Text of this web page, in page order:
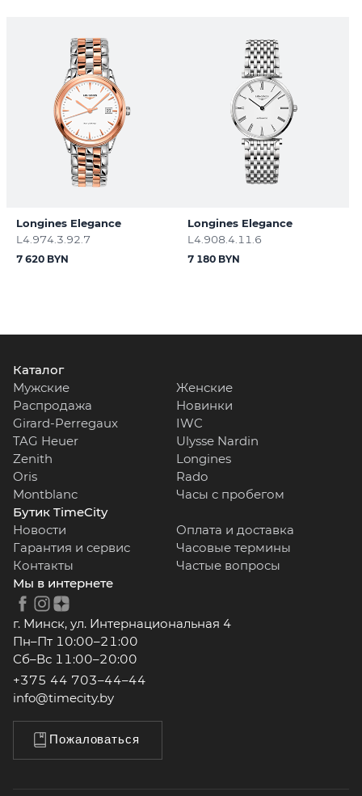
Longines Elegance
L4.974.3.92.7
7 620 BYN
Longines Elegance
L4.908.4.11.6
7 180 BYN
Каталог
Мужские
Женские
Распродажа
Новинки
Girard-Perregaux
IWC
TAG Heuer
Ulysse Nardin
Zenith
Longines
Oris
Rado
Montblanc
Часы с пробегом
Бутик TimeCity
Новости
Оплата и доставка
Гарантия и сервис
Часовые термины
Контакты
Частые вопросы
Мы в интернете
г. Минск, ул. Интернациональная 4
Пн–Пт 10:00–21:00
Сб–Вс 11:00–20:00
+375 44 703–44–44
info@timecity.by
Пожаловаться